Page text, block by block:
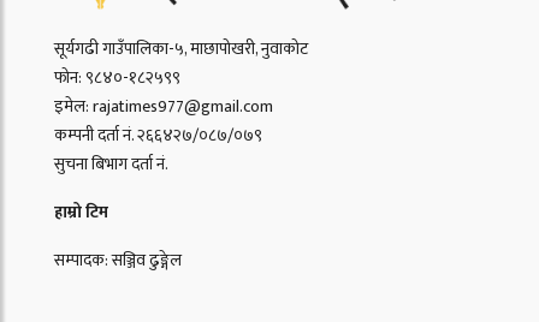
सूर्यगढी गाउँपालिका-५, माछापोखरी, नुवाकोट
फोन: ९८४०-१८२५९९
इमेल: rajatimes977@gmail.com
कम्पनी दर्ता नं. २६६४२७/०८७/०७९
सुचना बिभाग दर्ता नं.
हाम्रो टिम
सम्पादक: सञ्जिव ढुङ्गेल